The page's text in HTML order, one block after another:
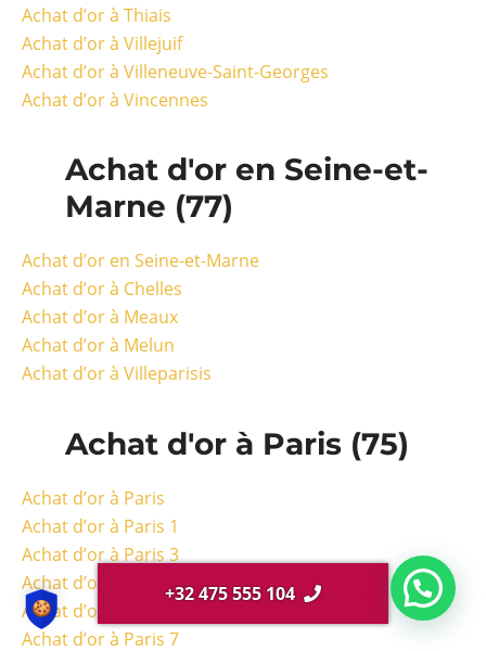
Achat d’or à Thiais
Achat d’or à Villejuif
Achat d’or à Villeneuve-Saint-Georges
Achat d’or à Vincennes
Achat d'or en Seine-et-
Marne (77)
Achat d’or en Seine-et-Marne
Achat d’or à Chelles
Achat d’or à Meaux
Achat d’or à Melun
Achat d’or à Villeparisis
Achat d'or à Paris (75)
Achat d’or à Paris
Achat d’or à Paris 1
Achat d’or à Paris 3
Achat d’or à Paris 4
Achat d’or à Paris 5
Achat d’or à Paris 7
+32 475 555 104